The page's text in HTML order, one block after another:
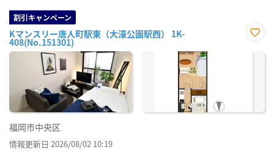
割引キャンペーン
Kマンスリー唐人町駅東（大濠公園駅西） 1K-
408(No.151301)
に入
福岡市中央区
情報更新日 2026/08/02 10:19